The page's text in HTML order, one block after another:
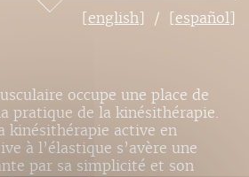
[english] [español]
occupe une place de
pratique de la kinésithérapie.
kinésithérapie active en
à l’élastique s’avère une
par sa simplicité et son